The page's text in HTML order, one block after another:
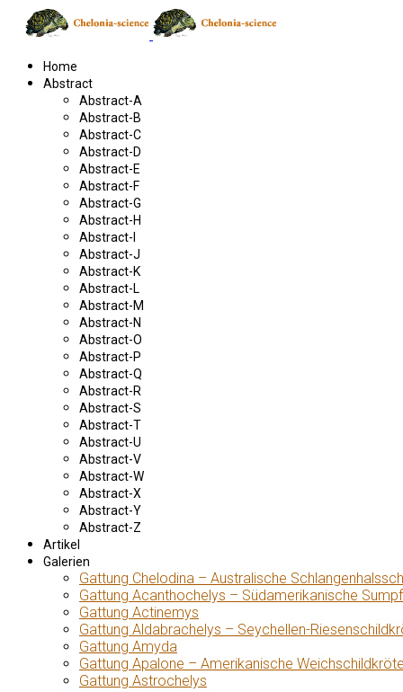
Home
Abstract
Abstract-A
Abstract-B
Abstract-C
Abstract-D
Abstract-E
Abstract-F
Abstract-G
Abstract-H
Abstract-I
Abstract-J
Abstract-K
Abstract-L
Abstract-M
Abstract-N
Abstract-O
Abstract-P
Abstract-Q
Abstract-R
Abstract-S
Abstract-T
Abstract-U
Abstract-V
Abstract-W
Abstract-X
Abstract-Y
Abstract-Z
Artikel
Galerien
Gattung Chelodina – Australische
Gattung Acanthochelys – Südamerikanische
Gattung Actinemys
Gattung Aldabrachelys – Seychellen-
Gattung Amyda
Gattung Apalone – Amerikanische
Gattung Astrochelys